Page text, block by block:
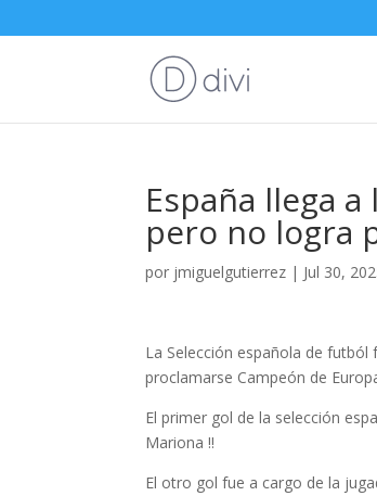
España llega
pero no logra
por jmiguelgutierrez | Jul 30,
La Selección española de futból
proclamarse Campeón de
El primer gol de la selección
Mariona !!
El otro gol fue a cargo de la